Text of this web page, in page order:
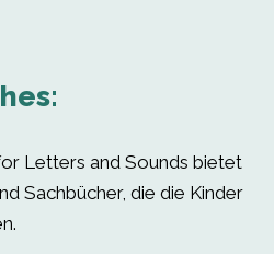
Letters and Sounds bietet
Sachbücher, die die Kinder